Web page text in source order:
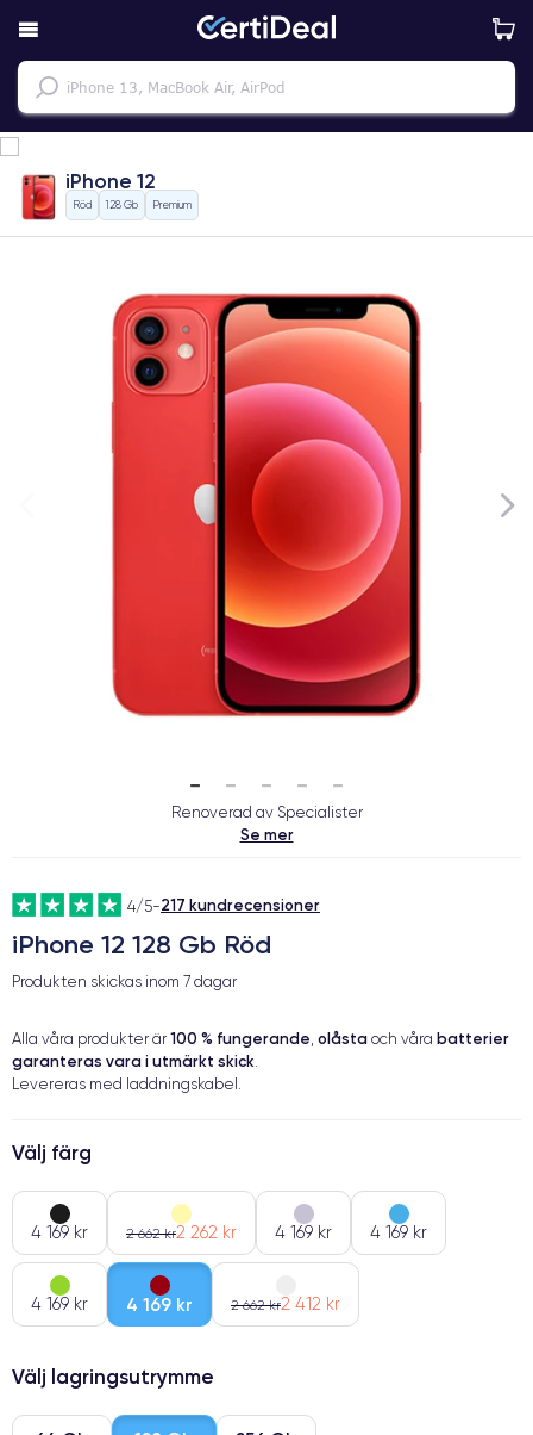
iPhone 12
Röd 128 Gb Premium
Renoverad av Specialister
Se mer
4/5-217 kundrecensioner
iPhone 12 128 Gb Röd
Produkten skickas inom 7 dagar
Alla våra produkter är 100 % fungerande, olåsta och våra batterier
garanteras vara i utmärkt skick.
Levereras med laddningskabel.
Välj färg
4 169 kr 2 662 kr2 262 kr 4 169 kr 4 169 kr
4 169 kr 4 169 kr 2 662 kr2 412 kr
Välj lagringsutrymme